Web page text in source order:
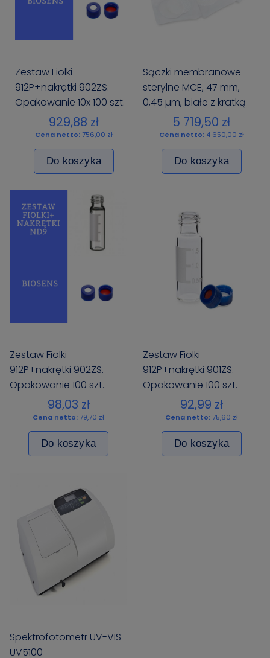
Zestaw Fiolki
912P+nakrętki 902ZS.
Opakowanie 10x 100 szt.
929,88 zł
Cena netto: 756,00 zł
Do koszyka
Sączki membranowe
sterylne MCE, 47 mm,
0,45 µm, białe z kratką
,op. 50x100 szt.,
pakowane pojedynczo
5 719,50 zł
Cena netto: 4 650,00 zł
Do koszyka
Zestaw Fiolki
912P+nakrętki 902ZS.
Opakowanie 100 szt.
98,03 zł
Cena netto: 79,70 zł
Do koszyka
Zestaw Fiolki
912P+nakrętki 901ZS.
Opakowanie 100 szt.
92,99 zł
Cena netto: 75,60 zł
Do koszyka
Spektrofotometr UV-VIS
UV5100